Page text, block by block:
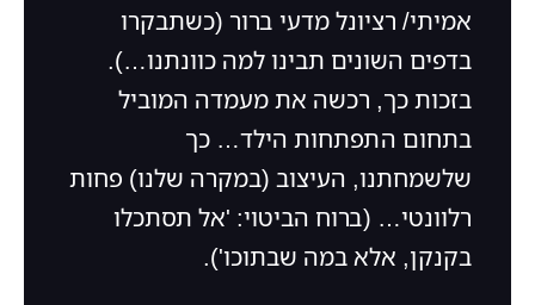
אמיתי/ רציונל מדעי ברור (כשתבקרו
בדפים השונים תבינו למה כוונתנו…).
בזכות כך, רכשה את מעמדה המוביל
בתחום התפתחות הילד… כך
שלשמחתנו, העיצוב (במקרה שלנו) פחות
רלוונטי… (ברוח הביטוי: 'אל תסתכלו
בקנקן, אלא במה שבתוכו').